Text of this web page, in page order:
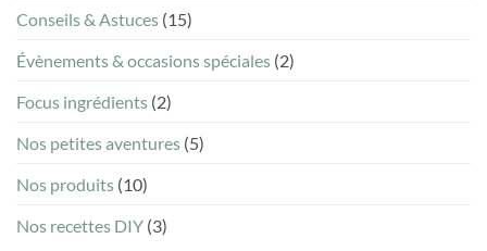
hiver
Conseils & Astuces (15)
Évènements & occasions spéciales (2)
Focus ingrédients (2)
Nos petites aventures (5)
Nos produits (10)
Nos recettes DIY (3)